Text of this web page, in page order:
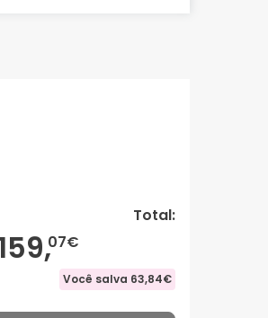
Total:
07€
Você salva 63,84€